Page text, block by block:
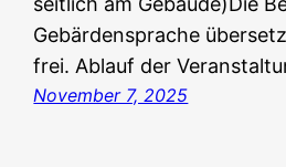
Gebärdensprache
frei. Ablauf der
November 7, 2025